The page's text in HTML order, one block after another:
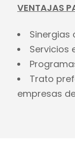
VENTAJAS
Sinergias
Servicios
Trato
empresas